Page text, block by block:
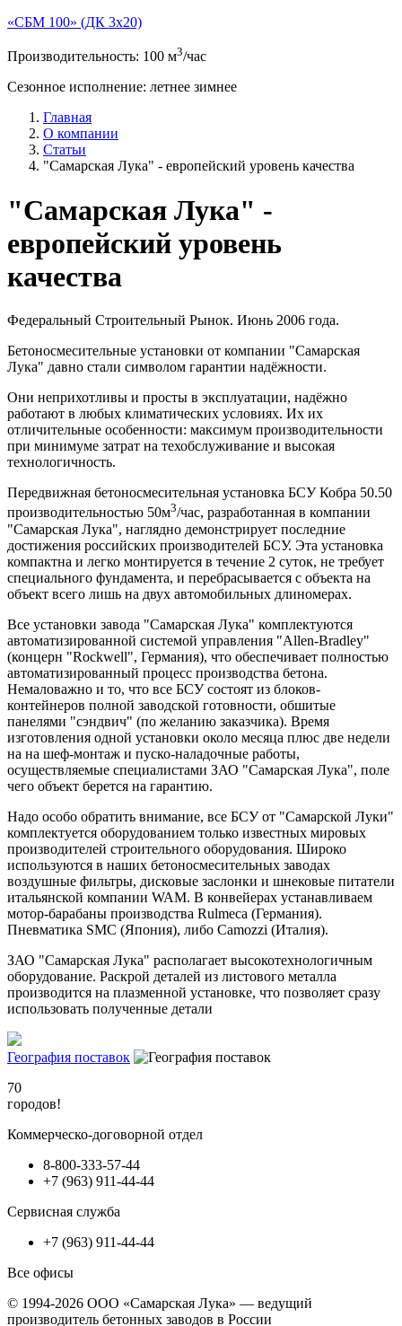
«СБМ 100» (ДК 3х20)
Производительность: 100 м3/час
Сезонноe исполнение: летнее зимнее
Главная
О компании
Статьи
"Самарская Лука" - европейский уровень качества
"Самарская Лука" -
европейский уровень
качества
Федеральный Строительный Рынок. Июнь 2006 года.
Бетоносмесительные установки от компании "Самарская
Лука" давно стали символом гарантии надёжности.
Они неприхотливы и просты в эксплуатации, надёжно
работают в любых климатических условиях. Их их
отличительные особенности: максимум производительности
при минимуме затрат на техобслуживание и высокая
технологичность.
Передвижная бетоносмесительная установка БСУ Кобра 50.50
производительностью 50м3/час, разработанная в компании
"Самарская Лука", наглядно демонстрирует последние
достижения российских производителей БСУ. Эта установка
компактна и легко монтируется в течение 2 суток, не требует
специального фундамента, и перебрасывается с объекта на
объект всего лишь на двух автомобильных длиномерах.
Все установки завода "Самарская Лука" комплектуются
автоматизированной системой управления "Allen-Bradley"
(концерн "Rockwell", Германия), что обеспечивает полностью
автоматизированный процесс производства бетона.
Немаловажно и то, что все БСУ состоят из блоков-
контейнеров полной заводской готовности, обшитые
панелями "сэндвич" (по желанию заказчика). Время
изготовления одной установки около месяца плюс две недели
на на шеф-монтаж и пуско-наладочные работы,
осуществляемые специалистами ЗАО "Самарская Лука", поле
чего объект берется на гарантию.
Надо особо обратить внимание, все БСУ от "Самарской Луки"
комплектуется оборудованием только известных мировых
производителей строительного оборудования. Широко
используются в наших бетоносмесительных заводах
воздушные фильтры, дисковые заслонки и шнековые питатели
итальянской компании WAM. В конвейерах устанавливаем
мотор-барабаны производства Rulmeca (Германия).
Пневматика SMC (Япония), либо Camozzi (Италия).
ЗАО "Самарская Лука" располагает высокотехнологичным
оборудование. Раскрой деталей из листового металла
производится на плазменной установке, что позволяет сразу
использовать полученные детали
География поставок
70
городов!
Коммерческо-договорной отдел
8-800-333-57-44
+7 (963) 911-44-44
Сервисная служба
+7 (963) 911-44-44
Все офисы
© 1994-2026 ООО «Самарская Лука» — ведущий
производитель бетонных заводов в России